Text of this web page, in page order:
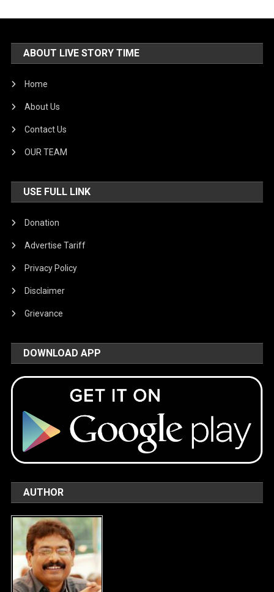
ABOUT LIVE STORY TIME
Home
About Us
Contact Us
OUR TEAM
USE FULL LINK
Donation
Advertise Tariff
Privacy Policy
Disclaimer
Grievance
DOWNLOAD APP
AUTHOR